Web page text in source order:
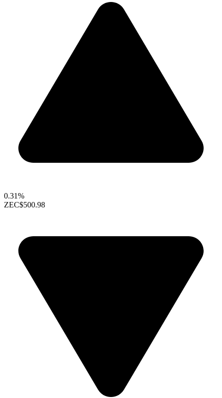
0.31%
ZEC$500.98